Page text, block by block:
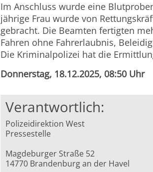
Im Anschluss wurde eine
jährige Frau wurde von
gebracht. Die Beamten fertigten
Fahren ohne Fahrerlaubnis,
Die Kriminalpolizei hat die
Donnerstag, 18.12.2025, 08:50 Uhr
Verantwortlich:
Polizeidirektion West
Pressestelle
Magdeburger Straße 52
14770 Brandenburg an der Havel